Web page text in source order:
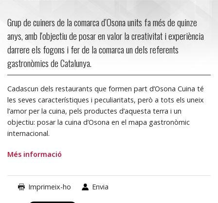
Grup de cuiners de la comarca d’Osona units fa més de quinze
anys, amb l'objectiu de posar en valor la creativitat i experiència
darrere els fogons i fer de la comarca un dels referents
gastronòmics de Catalunya.
Cadascun dels restaurants que formen part d’Osona Cuina té
les seves característiques i peculiaritats, però a tots els uneix
l’amor per la cuina, pels productes d’aquesta terra i un
objectiu: posar la cuina d’Osona en el mapa gastronòmic
internacional.
Més informació
Imprimeix-ho Envia